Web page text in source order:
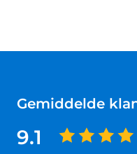
Gemiddelde
9.1